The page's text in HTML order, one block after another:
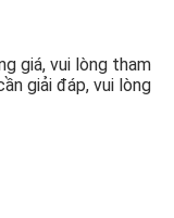
giá, vui lòng tham
giải đáp, vui lòng